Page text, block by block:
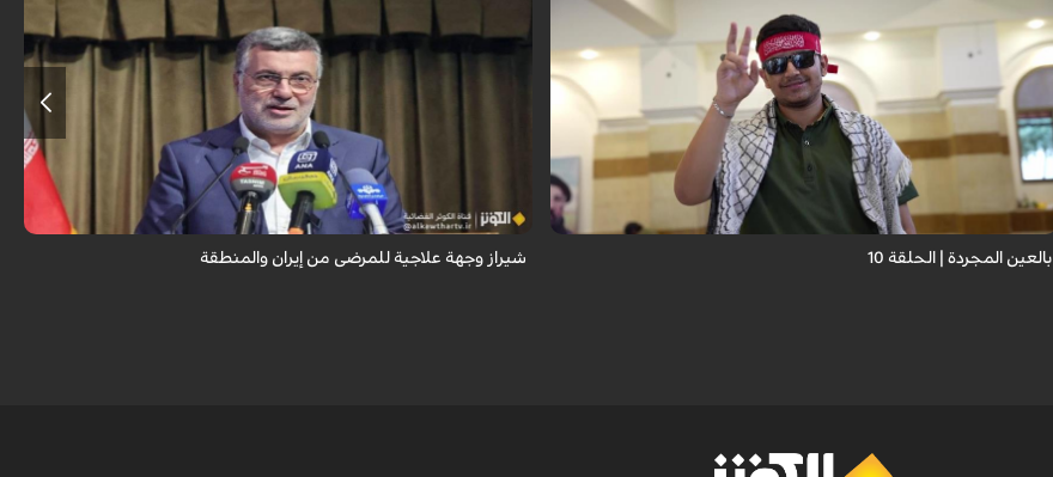
برنامج "بالعين المجردة" هو توثيق إنسانيٌّ شجاعٌ للحياة تحت وطأة الحرب، حيث
نستمع فيه إلى شهاداتٍ حيّةٍ لأشخاص عايشوا التفجيرات والدمار، فنرى بعيونهم
ت...
بالعين المجردة | الحلقة 10
تُعدّ المراكز العلاجية في شيراز، بدعم من كفاءاتها المتخصّصة وتقنياتها الحديثة،
وجهةً للمرضى من داخل إيران وخارجها.
شيراز وجهة علاجية للمرضى من إيران والمنطقة